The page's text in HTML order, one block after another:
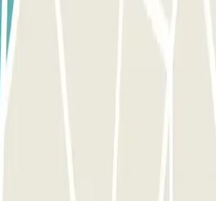
podrás entrar y salir una única vez al